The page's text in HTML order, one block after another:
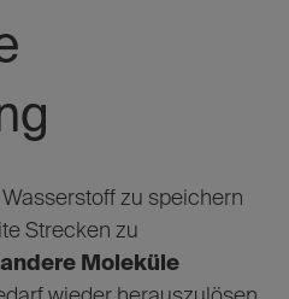
zu speichern
Strecken zu
Moleküle